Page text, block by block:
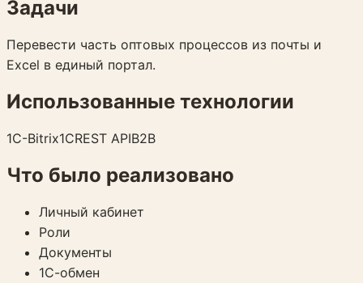
Задачи
Перевести часть оптовых процессов из почты и
Excel в единый портал.
Использованные технологии
1C-Bitrix1СREST APIB2B
Что было реализовано
Личный кабинет
Роли
Документы
1С-обмен